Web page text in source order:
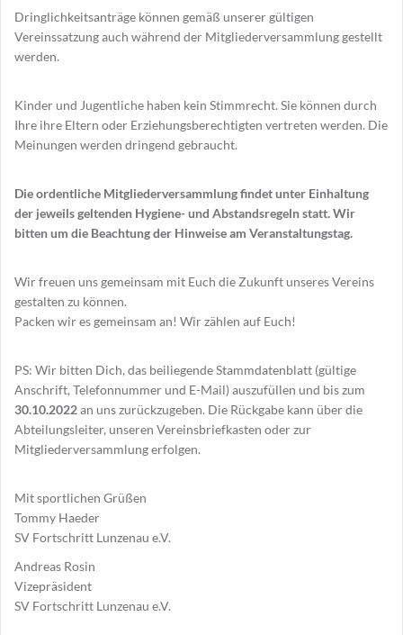
Dringlichkeitsanträge können gemäß unserer gültigen
Vereinssatzung auch während der Mitgliederversammlung gestellt
werden.
Kinder und Jugentliche haben kein Stimmrecht. Sie können durch
Ihre ihre Eltern oder Erziehungsberechtigten vertreten werden. Die
Meinungen werden dringend gebraucht.
Die ordentliche Mitgliederversammlung findet unter Einhaltung
der jeweils geltenden Hygiene- und Abstandsregeln statt. Wir
bitten um die Beachtung der Hinweise am Veranstaltungstag.
Wir freuen uns gemeinsam mit Euch die Zukunft unseres Vereins
gestalten zu können.
Packen wir es gemeinsam an! Wir zählen auf Euch!
PS: Wir bitten Dich, das beiliegende Stammdatenblatt (gültige
Anschrift, Telefonnummer und E-Mail) auszufüllen und bis zum
30.10.2022an uns zurückzugeben. Die Rückgabe kann über die
Abteilungsleiter, unseren Vereinsbriefkasten oder zur
Mitgliederversammlung erfolgen.
Mit sportlichen Grüßen
Tommy Haeder
SV Fortschritt Lunzenau e.V.
Andreas Rosin
Vizepräsident
SV Fortschritt Lunzenau e.V.